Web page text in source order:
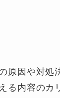
原因や対処
る内容のカ